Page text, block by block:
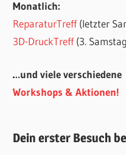
Monatlich:
ReparaturTreff(letzter
3D-DruckTreff(3.
…und viele verschiedene
Workshops & Aktionen!
Dein erster Besuch